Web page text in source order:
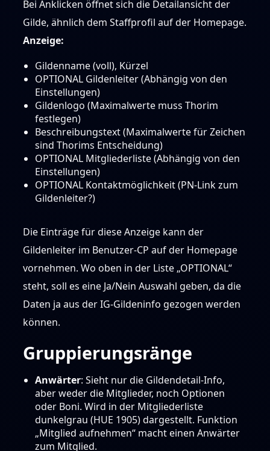
Bei Anklicken öffnet sich die Detailansicht der
Gilde, ähnlich dem Staffprofil auf der Homepage.
Anzeige:
Gildenname (voll), Kürzel
OPTIONAL Gildenleiter (Abhängig von den
Einstellungen)
Gildenlogo (Maximalwerte muss Thorim
festlegen)
Beschreibungstext (Maximalwerte für Zeichen
sind Thorims Entscheidung)
OPTIONAL Mitgliederliste (Abhängig von den
Einstellungen)
OPTIONAL Kontaktmöglichkeit (PN-Link zum
Gildenleiter?)
Die Einträge für diese Anzeige kann der
Gildenleiter im Benutzer-CP auf der Homepage
vornehmen. Wo oben in der Liste „OPTIONAL“
steht, soll es eine Ja/Nein Auswahl geben, da die
Daten ja aus der IG-Gildeninfo gezogen werden
können.
Gruppierungsränge
Anwärter: Sieht nur die Gildendetail-Info,
aber weder die Mitglieder, noch Optionen
oder Boni. Wird in der Mitgliederliste
dunkelgrau (HUE 1905) dargestellt. Funktion
„Mitglied aufnehmen“ macht einen Anwärter
zum Mitglied.